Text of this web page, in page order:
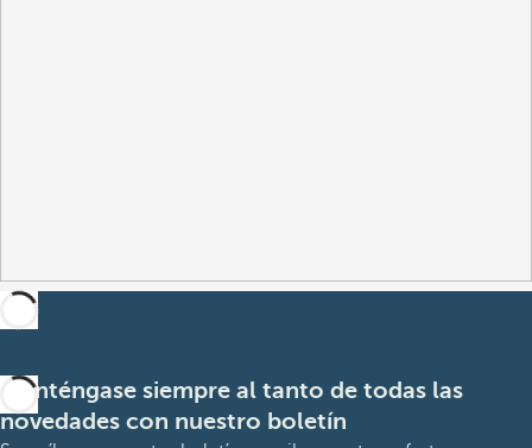
Manténgase siempre al tanto de todas las
novedades con nuestro boletín